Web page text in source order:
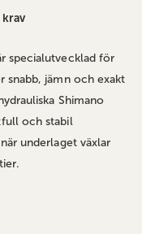
krav
specialutvecklad för
snabb, jämn och exakt
Shimano
och stabil
underlaget växlar